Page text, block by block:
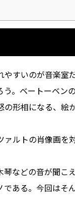
すいのが音楽室
。ベートーベン
形相になる、絵
ルトの肖像画を
などの音が聞こ
ある。今回はそ